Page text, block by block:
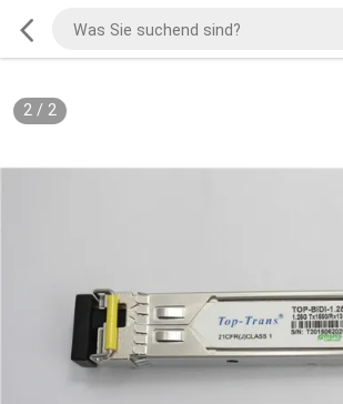
2/ 2